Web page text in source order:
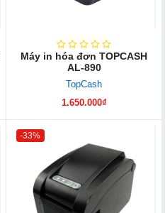
Máy in hóa đơn TOPCASH
AL-890
TopCash
1.650.000₫
-33%